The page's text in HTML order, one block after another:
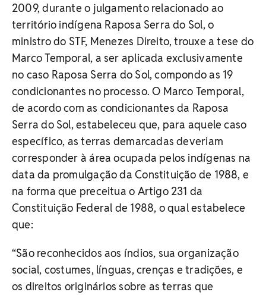
2009, durante o julgamento relacionado ao
território indígena Raposa Serra do Sol, o
ministro do STF, Menezes Direito, trouxe a tese do
Marco Temporal, a ser aplicada exclusivamente
no caso Raposa Serra do Sol, compondo as 19
condicionantes no processo. O Marco Temporal,
de acordo com as condicionantes da Raposa
Serra do Sol, estabeleceu que, para aquele caso
específico, as terras demarcadas deveriam
corresponder à área ocupada pelos indígenas na
data da promulgação da Constituição de 1988, e
na forma que preceitua o Artigo 231 da
Constituição Federal de 1988, o qual estabelece
que:
“São reconhecidos aos índios, sua organização
social, costumes, línguas, crenças e tradições, e
os direitos originários sobre as terras que